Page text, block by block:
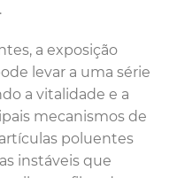
a exposição
levar a uma série
a vitalidade e a
mecanismos de
poluentes
instáveis que